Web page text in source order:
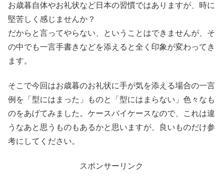
お歳暮自体やお礼状など日本の習慣ではありますが、時に
堅苦しく感じませんか？
だからと言ってやらない、ということはできませんが、そ
の中でも一言手書きなどを添えると全く印象が変わってき
ます。
そこで今回はお歳暮のお礼状に手が気を添える場合の一言
例を「型にはまった」ものと「型にはまらない」色々なも
のをあげてみました。ケースバイケースなので、これは違
うなあと思うものもあるかと思いますが、良いものだけ参
考にしてください。
スポンサーリンク